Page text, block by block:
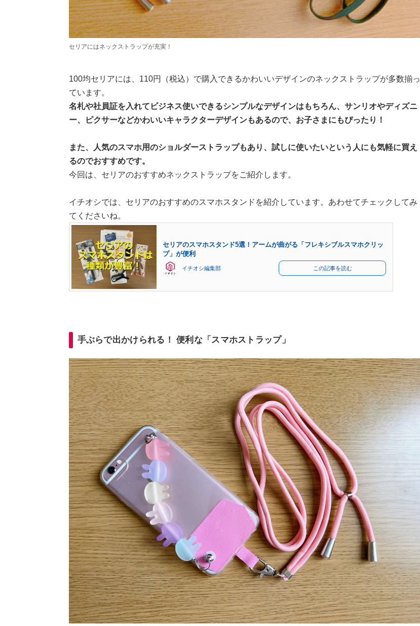
セリアにはネックストラップが充実！
100均セリアには、110円（税込）で購入できるかわいいデザインのネックストラップが多数揃っ
ています。
名札や社員証を入れてビジネス使いできるシンプルなデザインはもちろん、サンリオやディズニ
ー、ピクサーなどかわいいキャラクターデザインもあるので、お子さまにもぴったり！
また、人気のスマホ用のショルダーストラップもあり、試しに使いたいという人にも気軽に買え
るのでおすすめです。
今回は、セリアのおすすめネックストラップをご紹介します。
イチオシでは、セリアのおすすめのスマホスタンドを紹介しています。あわせてチェックしてみ
てくださいね。
セリアのスマホスタンド5選！アームが曲がる「フレキシブルスマホクリッ
プ」が便利
イチオシ編集部 この記事を読む
手ぶらで出かけられる！ 便利な「スマホストラップ」